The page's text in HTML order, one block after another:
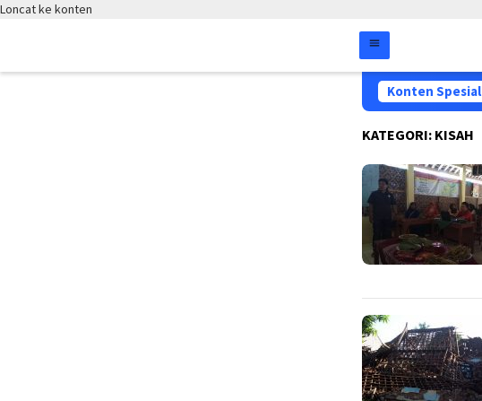
Loncat ke konten
Konten Spesial
KATEGORI: KISAH